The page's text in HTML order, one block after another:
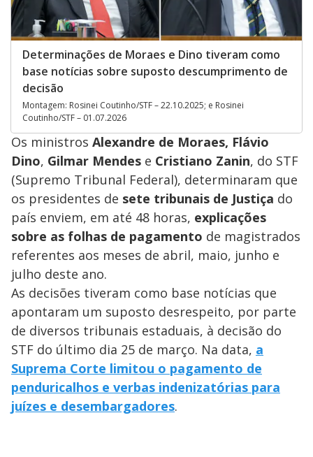
Determinações de Moraes e Dino tiveram como
base notícias sobre suposto descumprimento de
decisão
Montagem: Rosinei Coutinho/STF – 22.10.2025; e Rosinei
Coutinho/STF – 01.07.2026
Os ministros Alexandre de Moraes, Flávio
Dino, Gilmar Mendes e Cristiano Zanin, do STF
(Supremo Tribunal Federal), determinaram que
os presidentes de sete tribunais de Justiça do
país enviem, em até 48 horas, explicações
sobre as folhas de pagamento de magistrados
referentes aos meses de abril, maio, junho e
julho deste ano.
As decisões tiveram como base notícias que
apontaram um suposto desrespeito, por parte
de diversos tribunais estaduais, à decisão do
STF do último dia 25 de março. Na data, a
Suprema Corte limitou o pagamento de
penduricalhos e verbas indenizatórias para
juízes e desembargadores.